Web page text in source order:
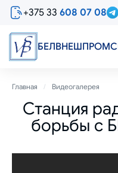
Перейти
содержанию
+375 33 608 07 08
Строка
навигации
Главная Видеогалерея
Станция
борьбы с